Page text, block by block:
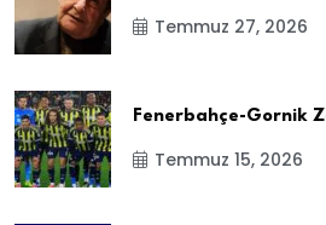
Temmuz 27, 2026
Fenerbahçe-Gornik
Temmuz 15, 2026